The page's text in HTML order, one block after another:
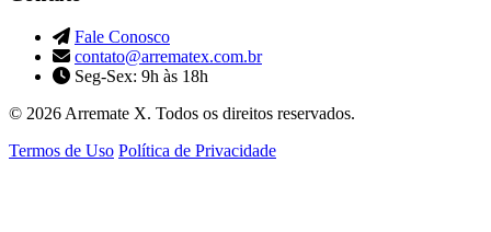
Fale Conosco
contato@arrematex.com.br
Seg-Sex: 9h às 18h
© 2026 Arremate X. Todos os direitos reservados.
Termos de Uso Política de Privacidade